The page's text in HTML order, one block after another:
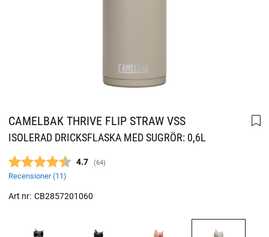
CAMELBAK THRIVE FLIP STRAW VSS
ISOLERAD DRICKSFLASKA MED SUGRÖR: 0,6L
Snittbetyg:
4.7 (röster:
64)
Recensioner (11)
Art nr: CB2857201060